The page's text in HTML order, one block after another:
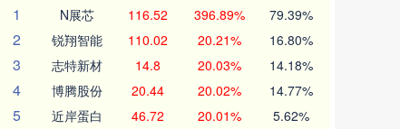
1
N展芯 116.52 396.89% 79.39%
2 锐翔智能 110.02 20.21% 16.80%
3 志特新材 14.8 20.03% 14.18%
4 博腾股份 20.44 20.02% 14.77%
5 近岸蛋白 46.72 20.01% 5.62%